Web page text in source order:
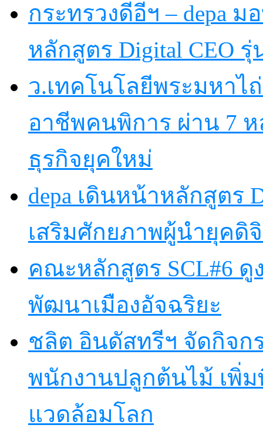
กระทรวงดีอีฯ – depa
หลักสูตร Digital CEO รุ่
ว.เทคโนโลยีพระมหาไ
อาชีพคนพิการ ผ่าน 7
ธุรกิจยุคใหม่
depa เดินหน้าหลักสูตร
เสริมศักยภาพผู้นำยุคดิ
คณะหลักสูตร SCL#6 ดู
พัฒนาเมืองอัจฉริยะ
ชลิต อินดัสทรีฯ จัดกิจก
พนักงานปลูกต้นไม้ เพิ่ม
แวดล้อมโลก